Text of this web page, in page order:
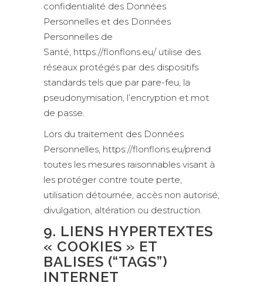
confidentialité des Données
Personnelles et des Données
Personnelles de
Santé, https://flonflons.eu/ utilise des
réseaux protégés par des dispositifs
standards tels que par pare-feu, la
pseudonymisation, l’encryption et mot
de passe.
Lors du traitement des Données
Personnelles, https://flonflons.eu/prend
toutes les mesures raisonnables visant à
les protéger contre toute perte,
utilisation détournée, accès non autorisé,
divulgation, altération ou destruction.
9. LIENS HYPERTEXTES
« COOKIES » ET
BALISES (“TAGS”)
INTERNET